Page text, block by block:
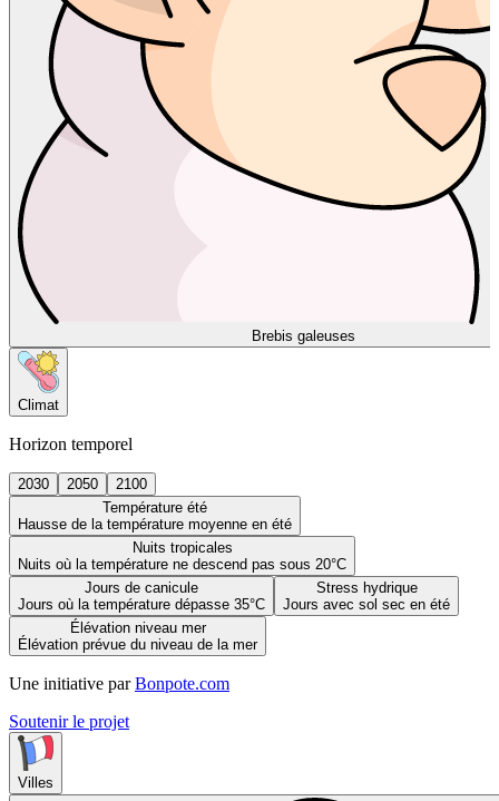
Brebis galeuses
Climat
Horizon temporel
2030 2050
2100
Température été
Hausse de la température moyenne en été
Nuits tropicales
Nuits où la température ne descend pas sous 20°C
Jours de canicule
Jours où la température dépasse 35°C
Stress hydrique
Jours avec sol sec en été
Élévation niveau mer
Élévation prévue du niveau de la mer
Une initiative par Bonpote.com
Soutenir le projet
Villes